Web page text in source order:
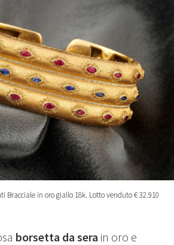
Bracciale in oro giallo 18k. Lotto venduto € 32.910
borsetta da sera in oro e